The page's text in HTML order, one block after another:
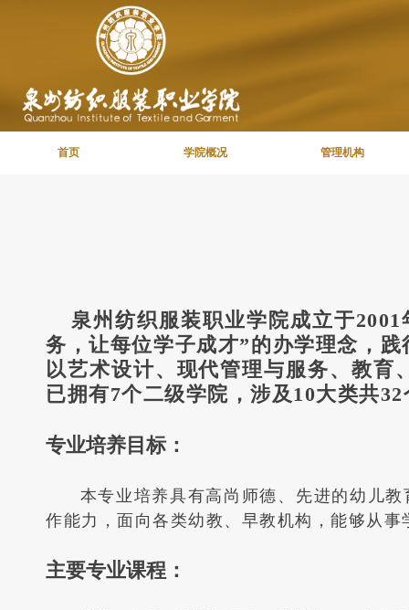
首页 学院概况 管理机构
泉州纺织服装职业学院成立于
务，让每位学子成才”的办学理念，
以艺术设计、现代管理与服务、教育
已拥有7个二级学院，涉及10大类共
专业培养目标：
本专业培养具有高尚师德、先进的幼儿
作能力，面向各类幼教、早教机构，能够从
主要专业课程：